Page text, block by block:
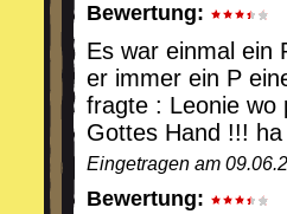
Bewertung:
Es war einmal ein
er immer ein P
fragte : Leonie wo
Gottes Hand !!!
Eingetragen am
Bewertung: